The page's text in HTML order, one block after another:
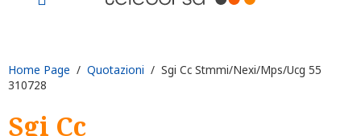
Home Page / Quotazioni / Sgi Cc Stmmi/Nexi/Mps/Ucg 55
310728
Sgi Cc